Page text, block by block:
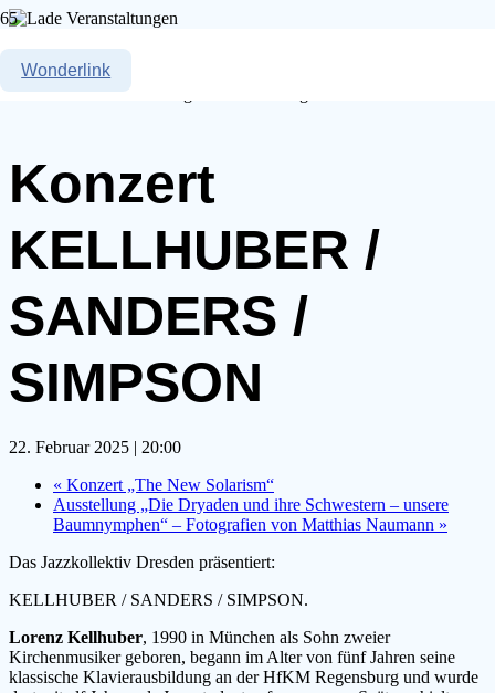
Wonderlink
« Alle Veranstaltungen
Diese Veranstaltung hat bereits stattgefunden.
Konzert
KELLHUBER /
SANDERS /
SIMPSON
22. Februar 2025 | 20:00
« Konzert „The New Solarism“
Ausstellung „Die Dryaden und ihre Schwestern – unsere
Baumnymphen“ – Fotografien von Matthias Naumann »
Das Jazzkollektiv Dresden präsentiert:
KELLHUBER / SANDERS / SIMPSON.
Lorenz Kellhuber, 1990 in München als Sohn zweier
Kirchenmusiker geboren, begann im Alter von fünf Jahren seine
klassische Klavierausbildung an der HfKM Regensburg und wurde